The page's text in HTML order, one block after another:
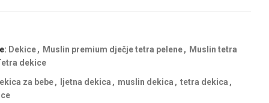
Dekice , Muslin premium dječje tetra pelene , Muslin tetra
dekice
za bebe , ljetna dekica , muslin dekica , tetra dekica ,